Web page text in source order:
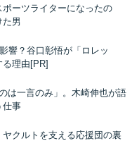
ーツライターになったの
男
響？谷口彰悟が「ロレッ
理由[PR]
は一言のみ」。木崎伸也が語
仕事
クルトを支える応援団の裏